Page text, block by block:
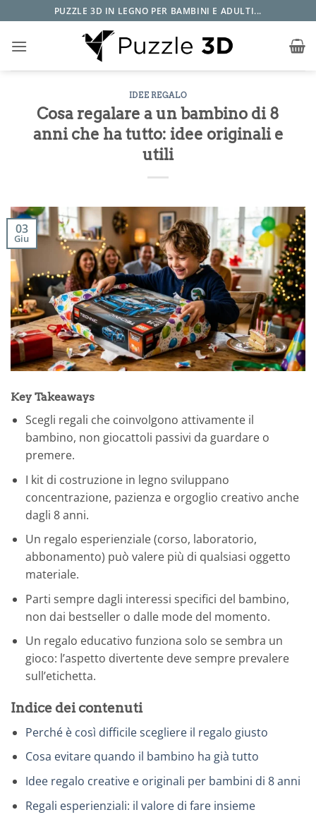
ai
contenuti
PUZZLE 3D IN LEGNO PER BAMBINI E ADULTI...
IDEE REGALO
Cosa regalare a un bambino di 8
anni che ha tutto: idee originali e
utili
03
Giu
Key Takeaways
Scegli regali che coinvolgono attivamente il
bambino, non giocattoli passivi da guardare o
premere.
I kit di costruzione in legno sviluppano
concentrazione, pazienza e orgoglio creativo anche
dagli 8 anni.
Un regalo esperienziale (corso, laboratorio,
abbonamento) può valere più di qualsiasi oggetto
materiale.
Parti sempre dagli interessi specifici del bambino,
non dai bestseller o dalle mode del momento.
Un regalo educativo funziona solo se sembra un
gioco: l’aspetto divertente deve sempre prevalere
sull’etichetta.
Indice dei contenuti
Perché è così difficile scegliere il regalo giusto
Cosa evitare quando il bambino ha già tutto
Idee regalo creative e originali per bambini di 8 anni
Regali esperienziali: il valore di fare insieme